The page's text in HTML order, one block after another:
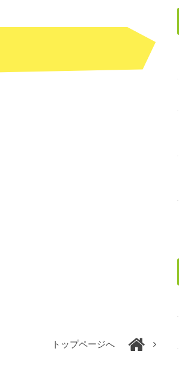
トップページへ